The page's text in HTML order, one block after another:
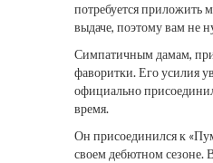
потребуется приложить
выдаче, поэтому вам не
Симпатичным дамам,
фаворитки. Его усилия
официально
время.
Он присоединился к
своем дебютном сезоне.